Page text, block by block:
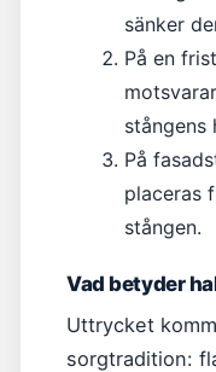
sänker
På en
stångens
På
placeras
stången.
Vad betyder
Uttrycket
sorgtradition: